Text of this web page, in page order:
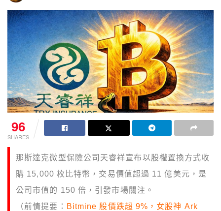
96
SHARES
那斯達克微型保險公司天睿祥宣布以股權置換方式收
購 15,000 枚比特幣，交易價值超過 11 億美元，是
公司市值的 150 倍，引發市場關注。
（前情提要： Bitmine 股價跌超 9%，女股神 Ark